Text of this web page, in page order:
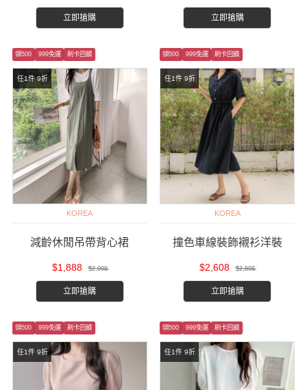
立即搶購 立即搶購
任1件 9折
領500 999免運 刷卡回饋
KOREA
減齡休閒吊帶背心裙
$1,888 $2,098
立即搶購
任1件 9折
領500 999免運 刷卡回饋
KOREA
撞色車線裝飾襯衫洋裝
$2,608 $2,898
立即搶購
任1件 9折
領500 999免運 刷卡回饋
任1件 9折
領500 999免運 刷卡回饋